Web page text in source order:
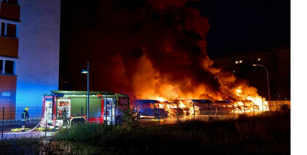
wahrheit
verlag
verlag
veranstaltungen
shop
fragen & hilfe